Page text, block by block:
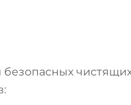
чистящих